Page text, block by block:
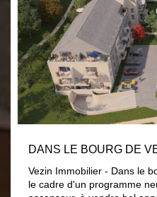
Vezin Immobilier - Dans le
le cadre d'un programme